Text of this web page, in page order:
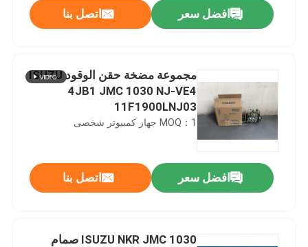
افضل سعر اتصل بنا
مجموعة مضخة حقن الوقود ISUZU
4JB1 JMC 1030 NJ-VE4
11F1900LNJ03
MOQ：1 جهاز كمبيوتر شخصى
افضل سعر اتصل بنا
ISUZU NKR JMC 1030 صمام